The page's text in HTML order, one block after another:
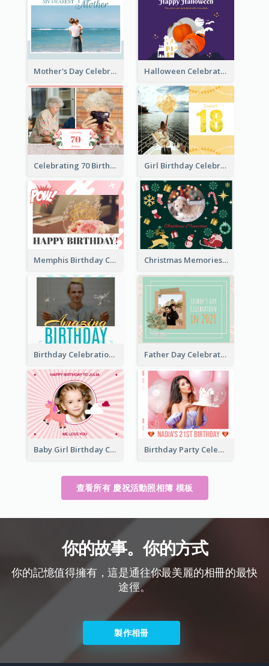
Mother's Day Celebration Photo Book Halloween Celebration Photo Book
Celebrating 70 Birthday Celebration Photo Book Girl Birthday Celebration Photo Book
Memphis Birthday Celebration Photo Book Christmas Memories Photo Book
Birthday Celebration Photo Book Father Day Celebration Photo Book With Quotes
Baby Girl Birthday Celebration Photo Book Birthday Party Celebration Photo Book
查看所有 慶祝活動照相簿 模板
你的故事。你的方式
你的記憶值得擁有，這是通往你最美麗的相冊的最快
途徑。
製作相冊